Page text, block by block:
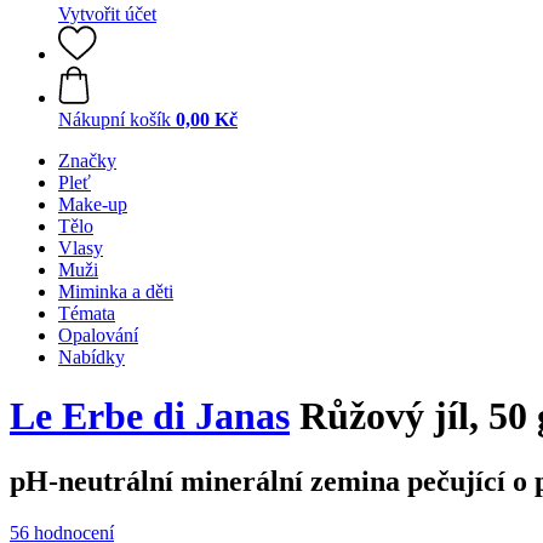
Vytvořit účet
Nákupní košík 0,00 Kč
Značky
Pleť
Make-up
Tělo
Vlasy
Muži
Miminka a děti
Témata
Opalování
Nabídky
Le Erbe di Janas Růžový jíl, 50
pH-neutrální minerální zemina pečující o
56 hodnocení